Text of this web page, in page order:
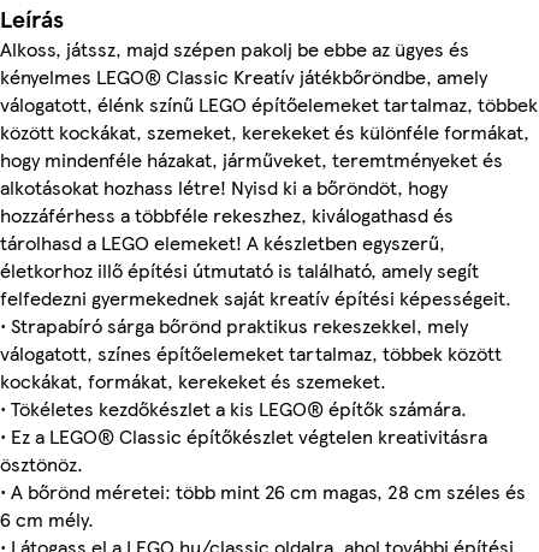
Leírás
Alkoss, játssz, majd szépen pakolj be ebbe az ügyes és
kényelmes LEGO® Classic Kreatív játékbőröndbe, amely
válogatott, élénk színű LEGO építőelemeket tartalmaz, többek
között kockákat, szemeket, kerekeket és különféle formákat,
hogy mindenféle házakat, járműveket, teremtményeket és
alkotásokat hozhass létre! Nyisd ki a bőröndöt, hogy
hozzáférhess a többféle rekeszhez, kiválogathasd és
tárolhasd a LEGO elemeket! A készletben egyszerű,
életkorhoz illő építési útmutató is található, amely segít
felfedezni gyermekednek saját kreatív építési képességeit.
• Strapabíró sárga bőrönd praktikus rekeszekkel, mely
válogatott, színes építőelemeket tartalmaz, többek között
kockákat, formákat, kerekeket és szemeket.
• Tökéletes kezdőkészlet a kis LEGO® építők számára.
• Ez a LEGO® Classic építőkészlet végtelen kreativitásra
ösztönöz.
• A bőrönd méretei: több mint 26 cm magas, 28 cm széles és
6 cm mély.
• Látogass el a LEGO.hu/classic oldalra, ahol további építési